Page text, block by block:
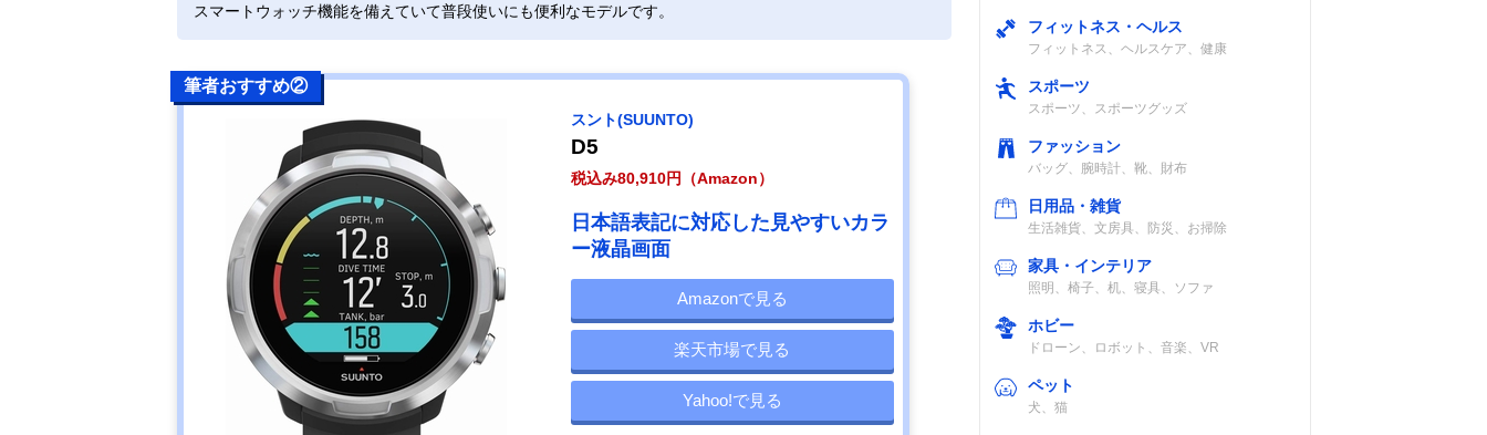
スマートウォッチ機能を備えていて普段使いにも便利なモデルです。
筆者おすすめ②
スント(SUUNTO)
D5
税込み80,910円（Amazon）
日本語表記に対応した見やすいカラ
ー液晶画面
Amazonで見る
楽天市場で見る
Yahoo!で見る
フィットネス・ヘルス
フィットネス、ヘルスケア、健康
スポーツ
スポーツ、スポーツグッズ
ファッション
バッグ、腕時計、靴、財布
日用品・雑貨
生活雑貨、文房具、防災、お掃除
家具・インテリア
照明、椅子、机、寝具、ソファ
ホビー
ドローン、ロボット、音楽、VR
ペット
犬、猫